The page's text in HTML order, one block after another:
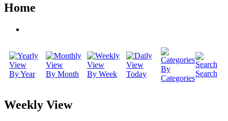
Home
By Year By Month By Week Today
By
Categories
Search
Weekly View